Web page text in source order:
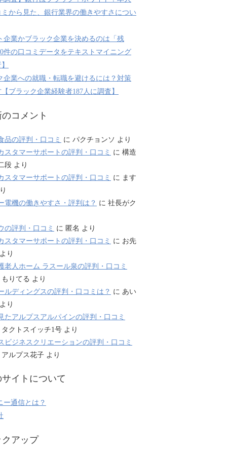
から見た、銀行業界の働きやすさについ
企業かブラック企業を決めるのは「残
件の口コミデータをテキストマイニング
企業への就職・転職を避けるには？対策
ブラック企業経験者187人に調査】
コメント
品の評判・口コミ に パクチョンソ より
スタマーサポートの評判・口コミ に 構造
段 より
スタマーサポートの評判・口コミ に ます
電機の働きやすさ・評判は？ に 社長がク
の評判・口コミ に 匿名 より
スタマーサポートの評判・口コミ に お先
り
老人ホーム ラスール泉の評判・口コミ
もりてる より
ルディングスの評判・口コミは？ に あい
り
たアルプスアルパインの評判・口コミ
タクトスイッチ1号 より
ビジネスクリエーションの評判・口コミ
アルプス花子 より
イトについて
ー通信とは？
クアップ